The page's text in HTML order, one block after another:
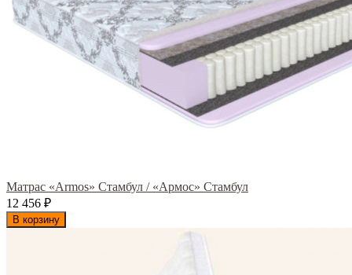
Матрас «Armos» Стамбул / «Армос» Стамбул
12 456 ₽
В корзину